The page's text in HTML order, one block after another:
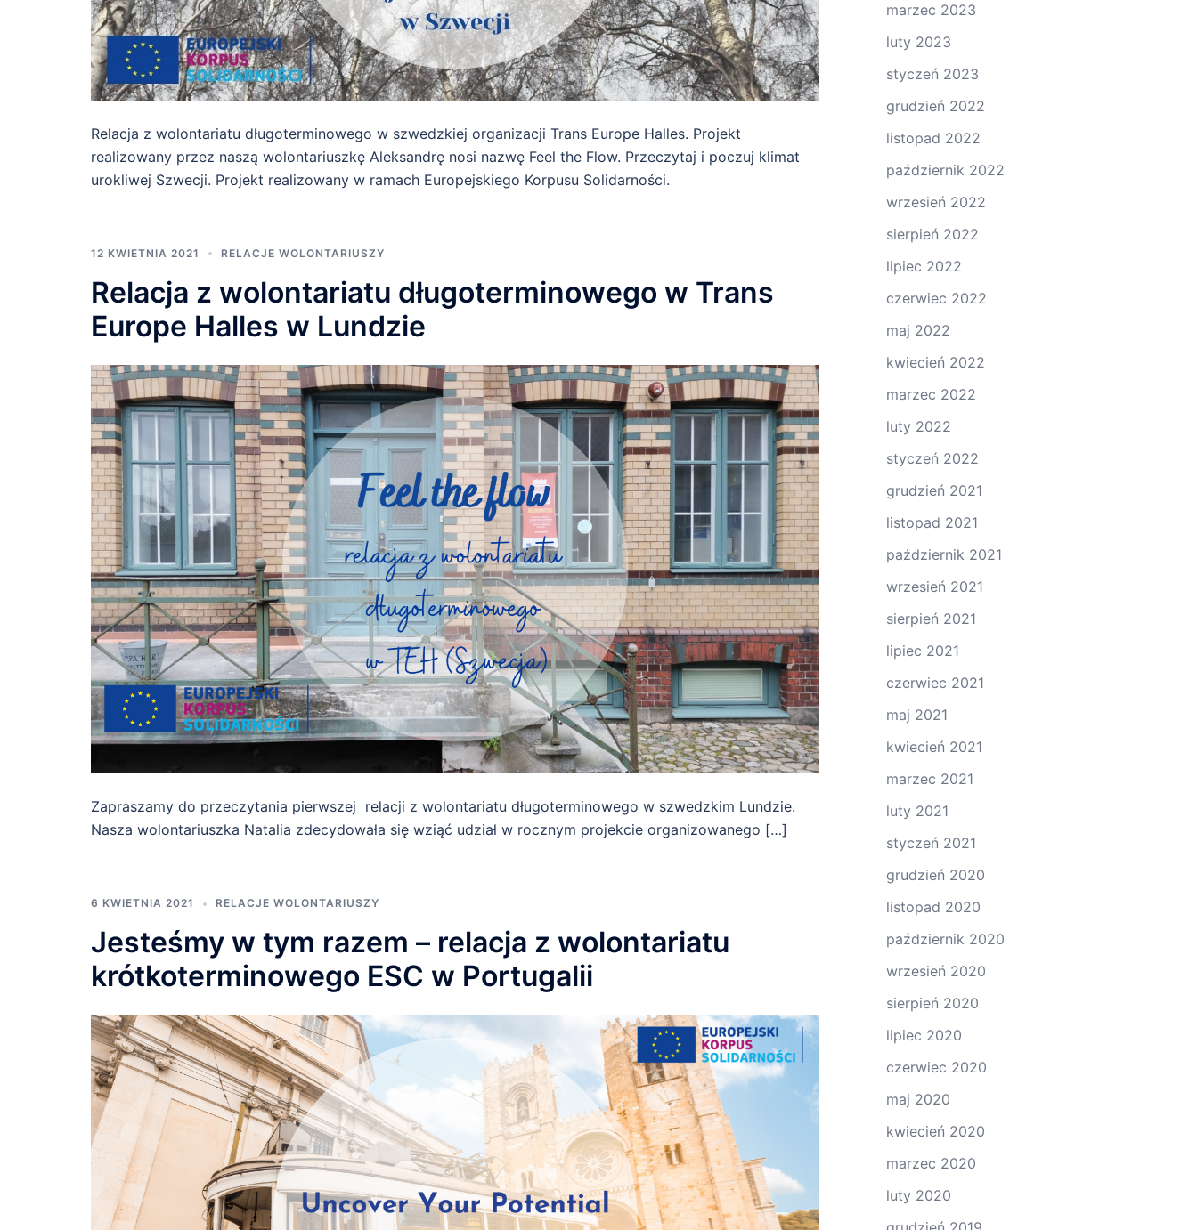
Relacja z wolontariatu długoterminowego w szwedzkiej organizacji Trans Europe Halles. Projekt
realizowany przez naszą wolontariuszkę Aleksandrę nosi nazwę Feel the Flow. Przeczytaj i poczuj klimat
urokliwej Szwecji. Projekt realizowany w ramach Europejskiego Korpusu Solidarności.
12 KWIETNIA 2021 RELACJE WOLONTARIUSZY
Relacja z wolontariatu długoterminowego w Trans
Europe Halles w Lundzie
Zapraszamy do przeczytania pierwszej relacji z wolontariatu długoterminowego w szwedzkim Lundzie.
Nasza wolontariuszka Natalia zdecydowała się wziąć udział w rocznym projekcie organizowanego […]
6 KWIETNIA 2021 RELACJE WOLONTARIUSZY
Jesteśmy w tym razem – relacja z wolontariatu
krótkoterminowego ESC w Portugalii
marzec 2023
luty 2023
styczeń 2023
grudzień 2022
listopad 2022
październik 2022
wrzesień 2022
sierpień 2022
lipiec 2022
czerwiec 2022
maj 2022
kwiecień 2022
marzec 2022
luty 2022
styczeń 2022
grudzień 2021
listopad 2021
październik 2021
wrzesień 2021
sierpień 2021
lipiec 2021
czerwiec 2021
maj 2021
kwiecień 2021
marzec 2021
luty 2021
styczeń 2021
grudzień 2020
listopad 2020
październik 2020
wrzesień 2020
sierpień 2020
lipiec 2020
czerwiec 2020
maj 2020
kwiecień 2020
marzec 2020
luty 2020